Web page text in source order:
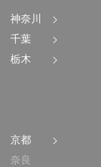
神奈川
千葉
栃木
京都
奈良